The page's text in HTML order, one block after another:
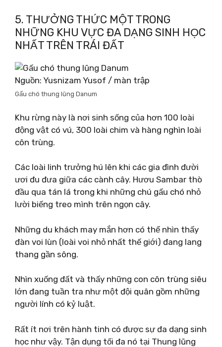
5. THƯỞNG THỨC MỘT TRONG
NHỮNG KHU VỰC ĐA DẠNG SINH HỌC
NHẤT TRÊN TRÁI ĐẤT
Nguồn: Yusnizam Yusof / màn trập
Gấu chó thung lũng Danum
Khu rừng này là nơi sinh sống của hơn 100 loài
động vật có vú, 300 loài chim và hàng nghìn loài
côn trùng.
Các loài linh trưởng hú lên khi các gia đình đười
ươi đu đưa giữa các cành cây. Hươu Sambar thò
đầu qua tán lá trong khi những chú gấu chó nhỏ
lười biếng treo mình trên ngọn cây.
Những du khách may mắn hơn có thể nhìn thấy
đàn voi lùn (loài voi nhỏ nhất thế giới) đang lang
thang gần sông.
Nhìn xuống đất và thấy những con côn trùng siêu
lớn đang tuần tra như một đội quân gồm những
người lính có kỷ luật.
Rất ít nơi trên hành tinh có được sự đa dạng sinh
học như vậy. Tận dụng tối đa nó tại Thung lũng